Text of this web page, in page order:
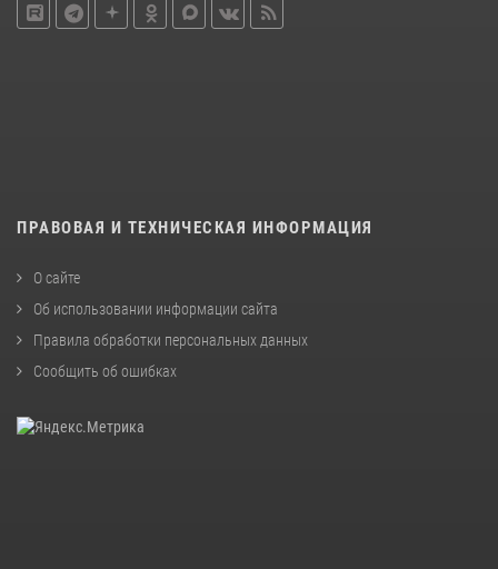
ПРАВОВАЯ И ТЕХНИЧЕСКАЯ ИНФОРМАЦИЯ
О сайте
Об использовании информации сайта
Правила обработки персональных данных
Сообщить об ошибках